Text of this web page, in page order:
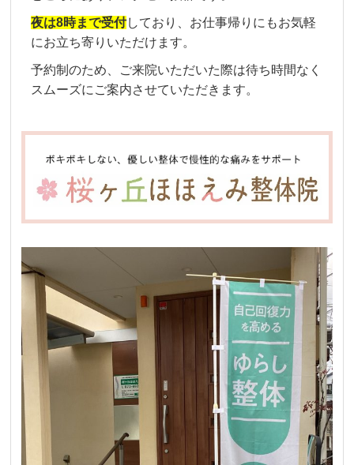
夜は8時まで受付しており、お仕事帰りにもお気軽
にお立ち寄りいただけます。
予約制のため、ご来院いただいた際は待ち時間なく
スムーズにご案内させていただきます。